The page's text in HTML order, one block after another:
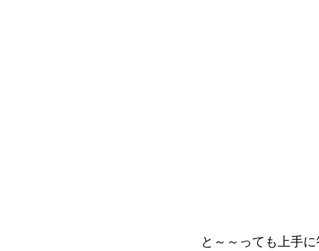
と～～っても上手